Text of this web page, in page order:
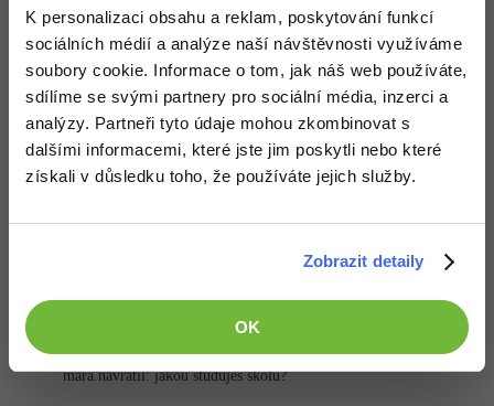
K personalizaci obsahu a reklam, poskytování funkcí
sociálních médií a analýze naší návštěvnosti využíváme
soubory cookie. Informace o tom, jak náš web používáte,
sdílíme se svými partnery pro sociální média, inzerci a
analýzy. Partneři tyto údaje mohou zkombinovat s
dalšími informacemi, které jste jim poskytli nebo které
získali v důsledku toho, že používáte jejich služby.
Zobrazit detaily
OK
Windows
Linux
Sítě
Fórum
Fórum
mara.navratil: 25.4.2014 20:32
Mýt na to čas, tak se s tím poperu, ale dělám spoustu jiných věcí
ještě tento předmět opakuji, tak potřebuji to rychle sfouknout
Nahoru Odpovědět -1
Odpovídá na mara.navratil
25.4.2014 21:02
mara.navratil: jakou studujes skolu?